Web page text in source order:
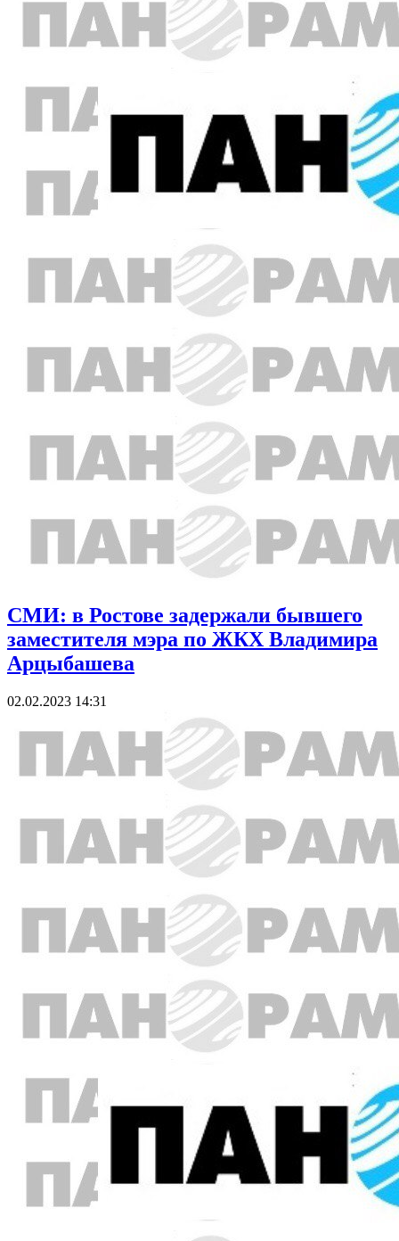
СМИ: в Ростове задержали бывшего
заместителя мэра по ЖКХ Владимира
Арцыбашева
02.02.2023 14:31